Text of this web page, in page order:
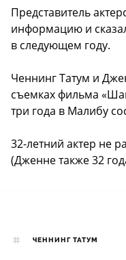
Представитель
информацию и
в следующем году.
Ченнинг Татум и
съемках фильма
три года в Малибу
32-летний актер не
(Дженне также 32
ЧЕННИНГ ТАТУМ